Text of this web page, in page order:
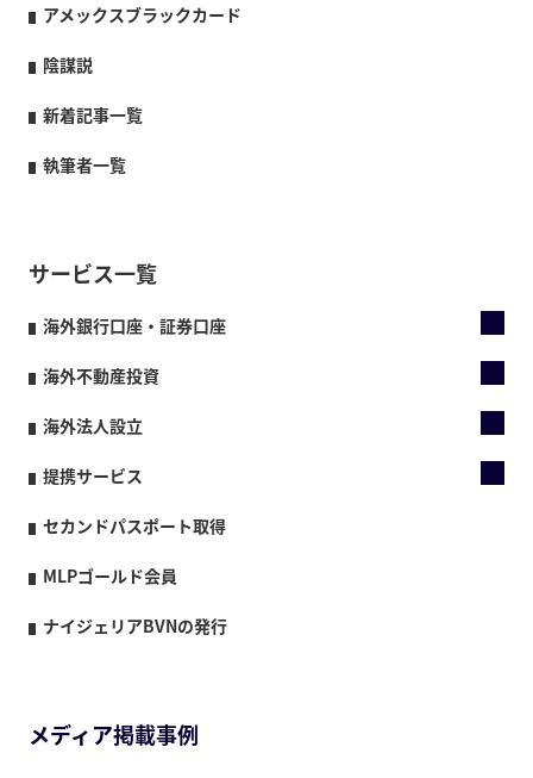
アメックスブラックカード
陰謀説
新着記事一覧
執筆者一覧
サービス一覧
海外銀行口座・証券口座
海外不動産投資
海外法人設立
提携サービス
セカンドパスポート取得
MLPゴールド会員
ナイジェリアBVNの発行
メディア掲載事例